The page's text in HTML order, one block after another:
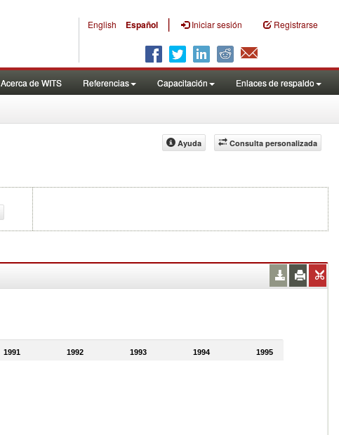
English Español | Iniciar sesión Registrarse
Acerca de WITS Referencias Capacitación Enlaces de respaldo
Consulta personalizada
Ayuda
1991 1992 1993 1994 1995